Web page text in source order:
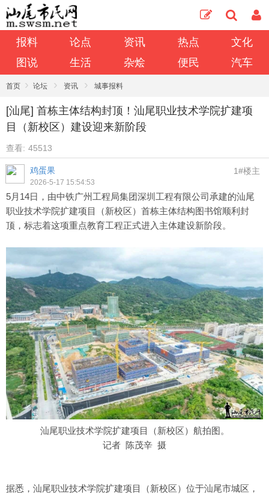
报料 论点 资讯 热点
文化
图说
生活 杂烩 便民 汽车
首页 › 论坛 › 资讯 › 城事报料
[汕尾] 首栋主体结构封顶！汕尾职业技术学院扩建项
目（新校区）建设迎来新阶段
查看: 45513
鸡蛋果
2026-5-17 15:54:53
1#楼主
5月14日，由中铁广州工程局集团深圳工程有限公司承建的汕尾
职业技术学院扩建项目（新校区）首栋主体结构图书馆顺利封
顶，标志着这项重点教育工程正式进入主体建设新阶段。
汕尾职业技术学院扩建项目（新校区）航拍图。
记者 陈茂辛 摄
据悉，汕尾职业技术学院扩建项目（新校区）位于汕尾市城区，